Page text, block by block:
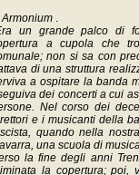
Armonium .
un grande palco di
a cupola che
non si sa con
di una struttura
a ospitare la banda
dei concerti a cui
Nel corso dei
e i musicanti della
quando nella
una scuola di
la fine degli anni
la copertura; poi,